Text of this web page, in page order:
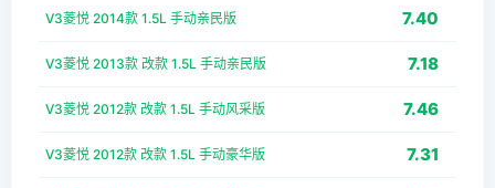
V3菱悦 2014款 1.5L 手动亲民版 7.40
V3菱悦 2013款 改款 1.5L 手动亲民版 7.18
V3菱悦 2012款 改款 1.5L 手动风采版 7.46
V3菱悦 2012款 改款 1.5L 手动豪华版 7.31